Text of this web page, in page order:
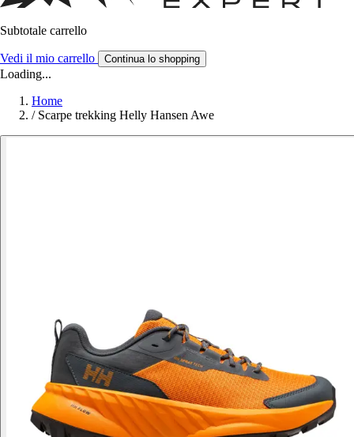
Subtotale carrello
Vedi il mio carrello Continua lo shopping
Loading...
Home
/ Scarpe trekking Helly Hansen Awe